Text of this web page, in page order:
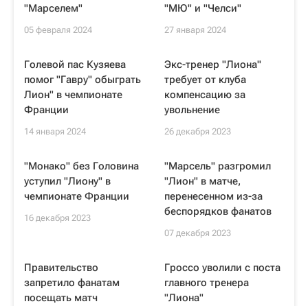
"Марселем"
05 февраля 2024
"МЮ" и "Челси"
27 января 2024
Голевой пас Кузяева
помог "Гавру" обыграть
Лион" в чемпионате
Франции
14 января 2024
Экс-тренер "Лиона"
требует от клуба
компенсацию за
увольнение
26 декабря 2023
"Монако" без Головина
уступил "Лиону" в
чемпионате Франции
16 декабря 2023
"Марсель" разгромил
"Лион" в матче,
перенесенном из-за
беспорядков фанатов
07 декабря 2023
Правительство
запретило фанатам
посещать матч
Гроссо уволили с поста
главного тренера
"Лиона"